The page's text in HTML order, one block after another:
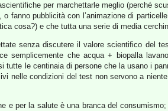
per marchettarle meglio (perché
o fanno pubblicità con l’animazione di
cosa?) e che tutta una serie di media
senza discutere il valore scientifico del
semplicemente che acqua + biopalla
tutte le centinaia di persone che la usano i
nelle condizioni del test non servono a
e per la salute è una branca del